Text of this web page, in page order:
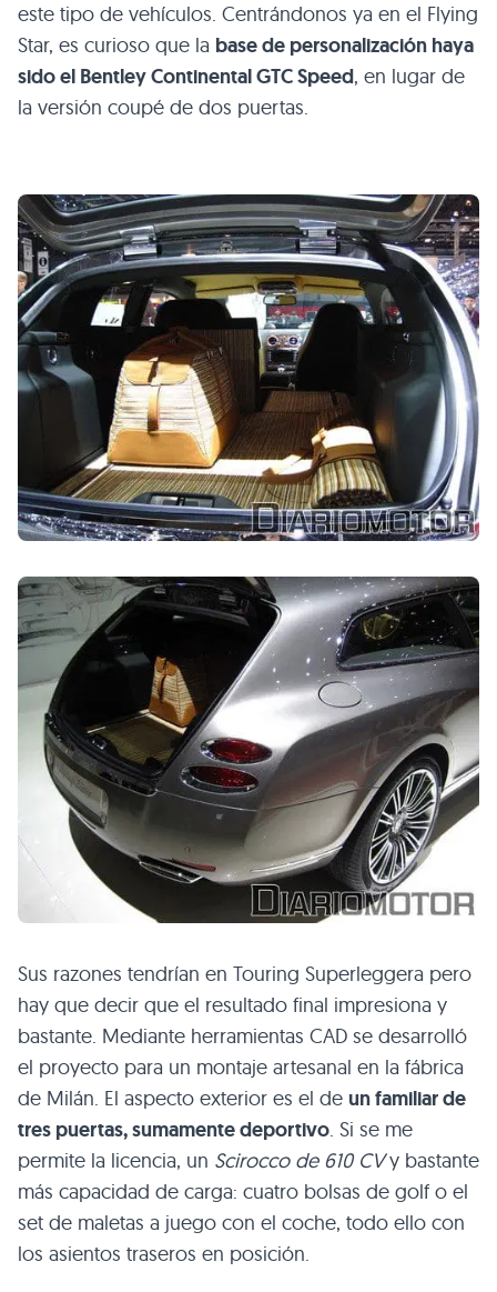
este tipo de vehículos. Centrándonos ya en el Flying
Star, es curioso que la base de personalización haya
sido el Bentley ContinentalGTCSpeed, en lugar de
la versión coupé de dos puertas.
Sus razones tendrían en Touring Superleggera pero
hay que decir que el resultado final impresiona y
bastante. Mediante herramientas CAD se desarrolló
el proyecto para un montaje artesanal en la fábrica
de Milán. El aspecto exterior es el de un familiar de
tres puertas, sumamente deportivo. Si se me
permite la licencia, un Scirocco de 610 CVy bastante
más capacidad de carga: cuatro bolsas de golf o el
set de maletas a juego con el coche, todo ello con
los asientos traseros en posición.